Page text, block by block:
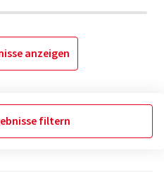
anzeigen
filtern